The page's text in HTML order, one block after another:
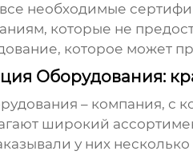
необходимые
которые не
которое может
Оборудования:
– компания, с
широкий
у них несколько